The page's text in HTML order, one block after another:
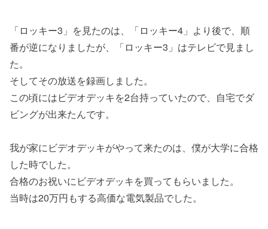
「ロッキー3」を見たのは、「ロッキー4」より後で、順
番が逆になりましたが、「ロッキー3」はテレビで見まし
た。
そしてその放送を録画しました。
この頃にはビデオデッキを2台持っていたので、自宅でダ
ビングが出来たんです。
我が家にビデオデッキがやって来たのは、僕が大学に合格
した時でした。
合格のお祝いにビデオデッキを買ってもらいました。
当時は20万円もする高価な電気製品でした。